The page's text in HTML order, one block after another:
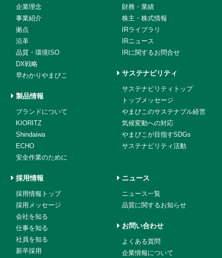
企業理念
事業紹介
拠点
沿革
品質・環境ISO
DX戦略
早わかりやまびこ
製品情報
ブランドについて
KIORITZ
Shindaiwa
ECHO
安全作業のために
財務・業績
株主・株式情報
IRライブラリ
IRニュース
IRに関するお問合せ
サステナビリティ
サステナビリティトップ
トップメッセージ
やまびこのサステナブル経営
気候変動への対応
やまびこが目指すSDGs
サステナビリティ活動
採用情報
採用情報トップ
採用メッセージ
会社を知る
仕事を知る
社員を知る
新卒採用
ニュース
ニュース一覧
品質に関するお知らせ
お問い合わせ
よくある質問
企業情報について